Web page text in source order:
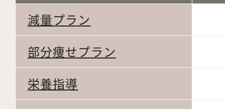
減量プラン
部分痩せプラン
栄養指導